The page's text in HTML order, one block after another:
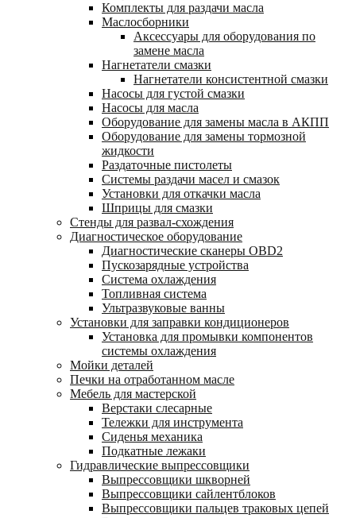
Комплекты для раздачи масла
Маслосборники
Аксессуары для оборудования по
замене масла
Нагнетатели смазки
Нагнетатели консистентной смазки
Насосы для густой смазки
Насосы для масла
Оборудование для замены масла в АКПП
Оборудование для замены тормозной
жидкости
Раздаточные пистолеты
Системы раздачи масел и смазок
Установки для откачки масла
Шприцы для смазки
Стенды для развал-схождения
Диагностическое оборудование
Диагностические сканеры OBD2
Пускозарядные устройства
Система охлаждения
Топливная система
Ультразвуковые ванны
Установки для заправки кондиционеров
Установка для промывки компонентов
системы охлаждения
Мойки деталей
Печки на отработанном масле
Мебель для мастерской
Верстаки слесарные
Тележки для инструмента
Сиденья механика
Подкатные лежаки
Гидравлические выпрессовщики
Выпрессовщики шкворней
Выпрессовщики сайлентблоков
Выпрессовщики пальцев траковых цепей